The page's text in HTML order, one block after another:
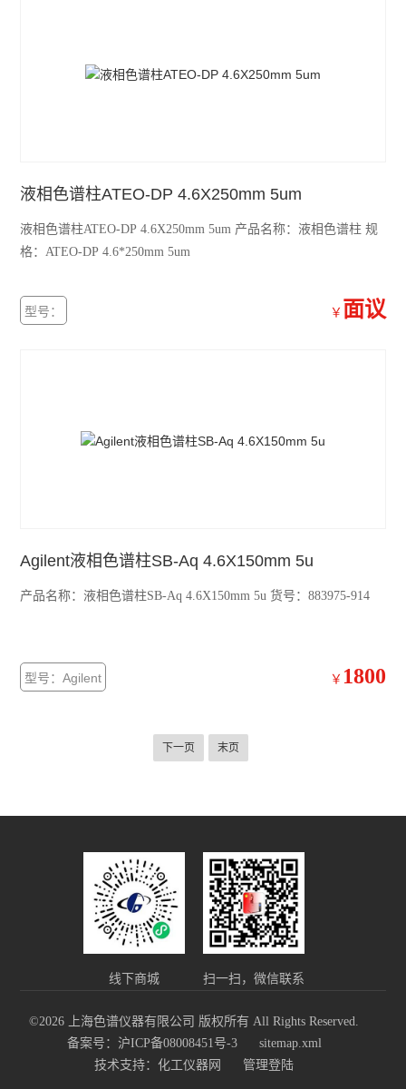
液相色谱柱ATEO-DP 4.6X250mm 5um
液相色谱柱ATEO-DP 4.6X250mm 5um 产品名称：液相色谱柱 规
格：ATEO-DP 4.6*250mm 5um
型号： ￥ 面议
Agilent液相色谱柱SB-Aq 4.6X150mm 5u
产品名称：液相色谱柱SB-Aq 4.6X150mm 5u 货号：883975-914
型号：Agilent ￥ 1800
下一页 末页
线下商城 扫一扫，微信联系
©2026 上海色谱仪器有限公司 版权所有 All Rights Reserved.
备案号：沪ICP备08008451号-3
sitemap.xml
技术支持： 化工仪器网 管理登陆